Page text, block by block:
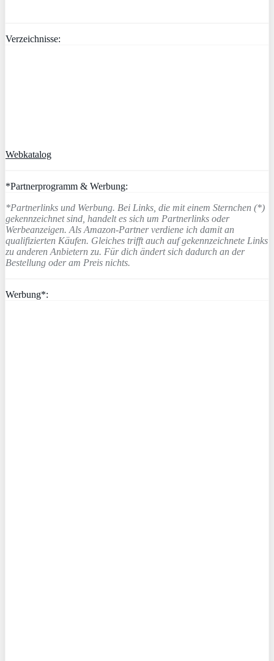
Verzeichnisse:
Webkatalog
*Partnerprogramm & Werbung:
*Partnerlinks und Werbung. Bei Links, die mit einem Sternchen (*)
gekennzeichnet sind, handelt es sich um Partnerlinks oder
Werbeanzeigen. Als Amazon-Partner verdiene ich damit an
qualifizierten Käufen. Gleiches trifft auch auf gekennzeichnete Links
zu anderen Anbietern zu. Für dich ändert sich dadurch an der
Bestellung oder am Preis nichts.
Werbung*: